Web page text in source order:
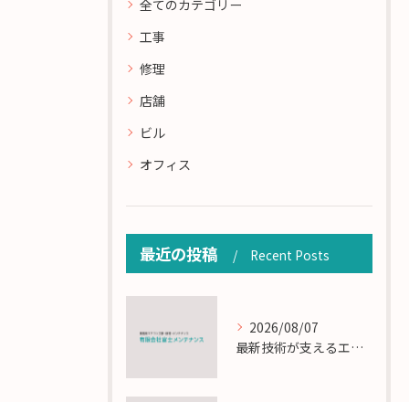
全てのカテゴリー
工事
修理
店舗
ビル
オフィス
最近の投稿 Recent Posts
2026/08/07
最新技術が支えるエアコン工事の匠の技術解説